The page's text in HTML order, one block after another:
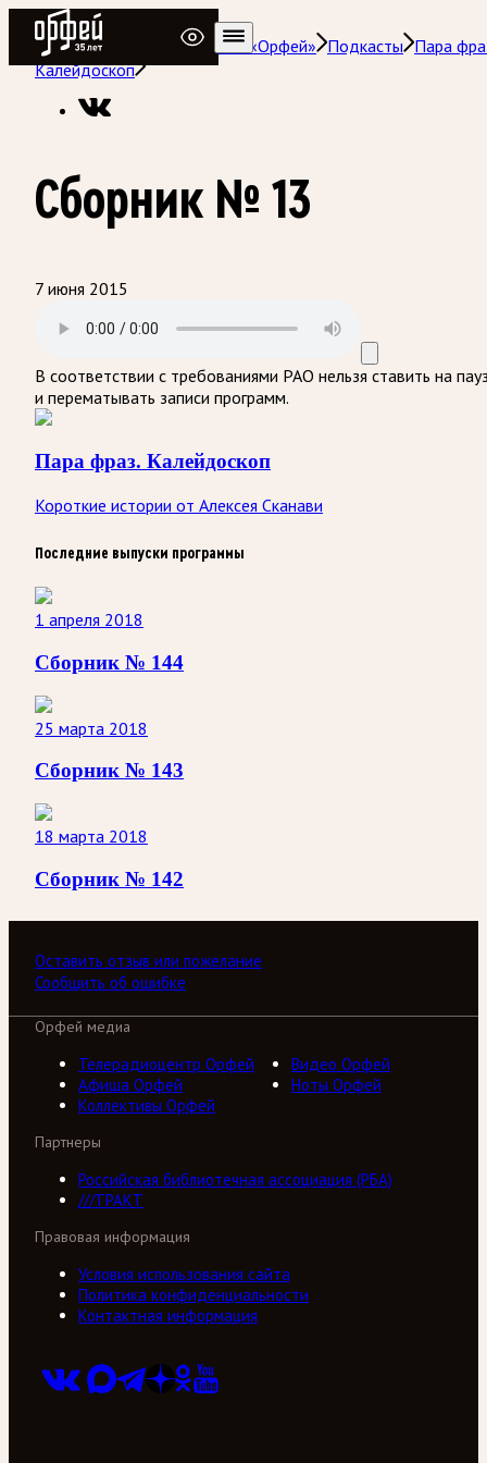
Радио Орфей
Радио классической музыки «Орфей» Подкасты Пара
Калейдоскоп
Сборник № 13
7 июня 2015
В соответствии с требованиями РАО нельзя ставить на
и перематывать записи программ.
Пара фраз. Калейдоскоп
Короткие истории от Алексея Сканави
Последние выпуски программы
1 апреля 2018
Сборник № 144
25 марта 2018
Сборник № 143
18 марта 2018
Сборник № 142
Оставить отзыв или пожелание
Сообщить об ошибке
Орфей медиа
Телерадиоцентр Орфей
Видео Орфей
Афиша Орфей
Ноты Орфей
Коллективы Орфей
Партнеры
Российская библиотечная ассоциация (РБА)
///ТРАКТ
Правовая информация
Условия использования сайта
Политика конфиденциальности
Контактная информация